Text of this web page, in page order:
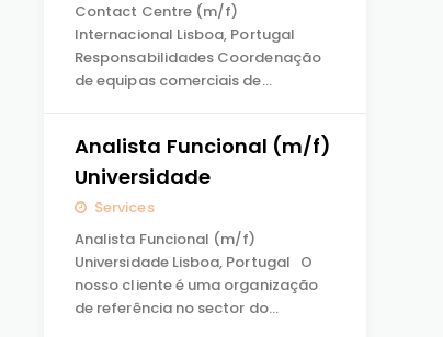
Contact Centre (m/f)
Internacional Lisboa, Portugal
Responsabilidades Coordenação
de equipas comerciais de…
Analista Funcional (m/f)
Universidade
Services
Analista Funcional (m/f)
Universidade Lisboa, Portugal O
nosso cliente é uma organização
de referência no sector do…